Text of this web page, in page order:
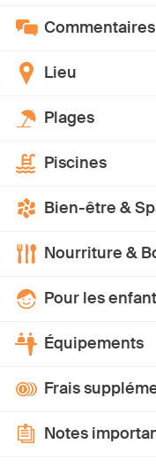
Commentaires
Lieu
Plages
Piscines
Bien-être &
Nourriture &
Pour les
Équipements
Frais
Notes